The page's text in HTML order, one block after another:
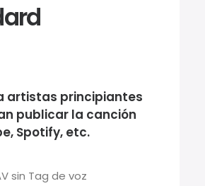
artistas principiantes
publicar la canción
Spotify, etc.
sin Tag de voz